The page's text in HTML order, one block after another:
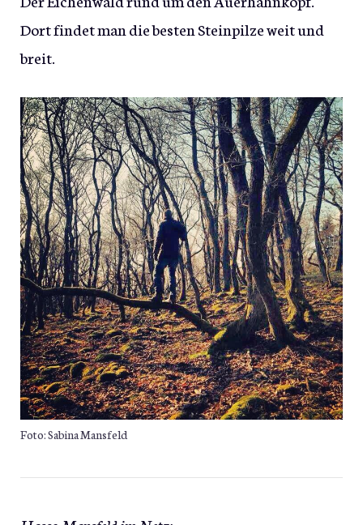
Dort findet man die besten Steinpilze weit und
breit.
Foto: Sabina Mansfeld